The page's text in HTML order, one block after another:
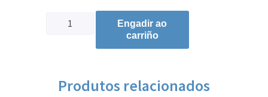
Engadir ao
carriño
Produtos relacionados